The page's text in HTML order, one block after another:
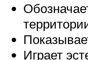
Играет